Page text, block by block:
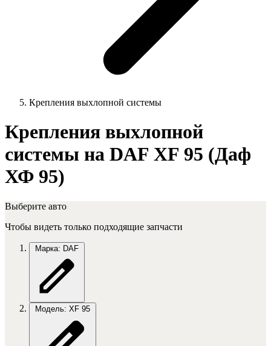
Крепления выхлопной системы
Крепления выхлопной
системы на DAF XF 95 (Даф
ХФ 95)
Выберите авто
Чтобы видеть только подходящие запчасти
Марка: DAF
Модель: XF 95